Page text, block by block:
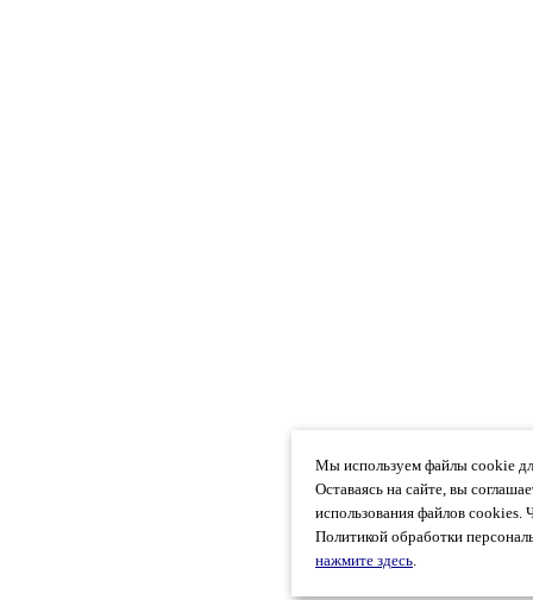
Мы используем файлы cookie
Оставаясь на сайте, вы
использования файлов cookies.
Политикой обработки
нажмите здесь.